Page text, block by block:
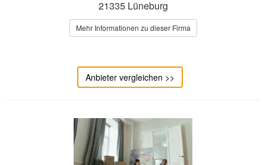
21335 Lüneburg
Mehr Informationen zu dieser Firma
Anbieter vergleichen >>